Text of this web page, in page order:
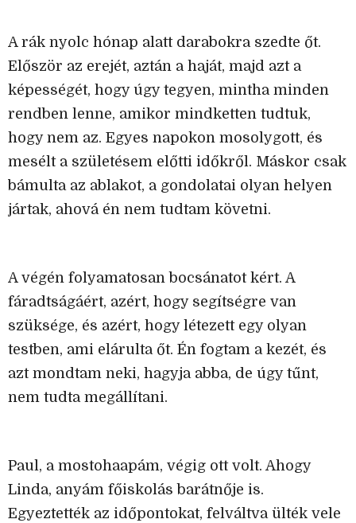
A rák nyolc hónap alatt darabokra szedte őt.
Először az erejét, aztán a haját, majd azt a
képességét, hogy úgy tegyen, mintha minden
rendben lenne, amikor mindketten tudtuk,
hogy nem az. Egyes napokon mosolygott, és
mesélt a születésem előtti időkről. Máskor csak
bámulta az ablakot, a gondolatai olyan helyen
jártak, ahová én nem tudtam követni.
A végén folyamatosan bocsánatot kért. A
fáradtságáért, azért, hogy segítségre van
szüksége, és azért, hogy létezett egy olyan
testben, ami elárulta őt. Én fogtam a kezét, és
azt mondtam neki, hagyja abba, de úgy tűnt,
nem tudta megállítani.
Paul, a mostohaapám, végig ott volt. Ahogy
Linda, anyám főiskolás barátnője is.
Egyeztették az időpontokat, felváltva ülték vele